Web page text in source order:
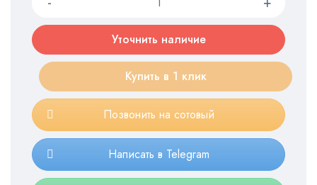
Уточнить наличие
Купить в 1 клик
Позвонить на сотовый
Написать в Telegram